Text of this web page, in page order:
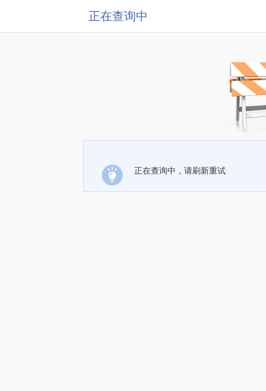
正在查询中
正在查询中，请刷新重试